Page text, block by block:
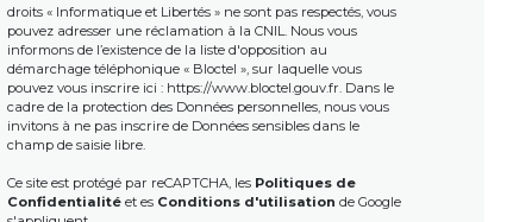
droits « Informatique et Libertés » ne sont pas respectés, vous
pouvez adresser une réclamation à la CNIL. Nous vous
informons de l’existence de la liste d'opposition au
démarchage téléphonique « Bloctel », sur laquelle vous
pouvez vous inscrire ici : https://www.bloctel.gouv.fr . Dans le
cadre de la protection des Données personnelles, nous vous
invitons à ne pas inscrire de Données sensibles dans le
champ de saisie libre.
Ce site est protégé par reCAPTCHA, les Politiques de
Confidentialitéet es Conditions d'utilisation de Google